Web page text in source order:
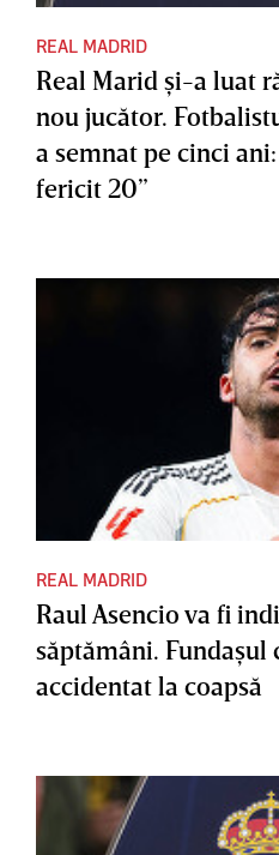
REAL MADRID
Real Marid şi-a luat
nou jucător.
a semnat pe cinci
fericit 20”
REAL MADRID
Raul Asencio va fi
săptămâni. Fundaşul
accidentat la coapsă